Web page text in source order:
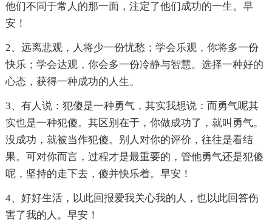
他们不同于常人的那一面，注定了他们成功的一生。早
安！
2、远离悲观，人将少一份忧愁；学会乐观，你将多一份
快乐；学会达观，你会多一份冷静与智慧。选择一种好的
心态，获得一种成功的人生。
3、有人说：犯傻是一种勇气，其实我想说：而勇气呢其
实也是一种犯傻。其区别在于，你做成功了，就叫勇气。
没成功，就被当作犯傻。别人对你的评价，往往是看结
果。可对你而言，过程才是最重要的，管他勇气还是犯傻
呢，坚持的走下去，傻并快乐着。早安！
4、好好生活，以此回报爱我关心我的人，也以此回答伤
害了我的人。早安！